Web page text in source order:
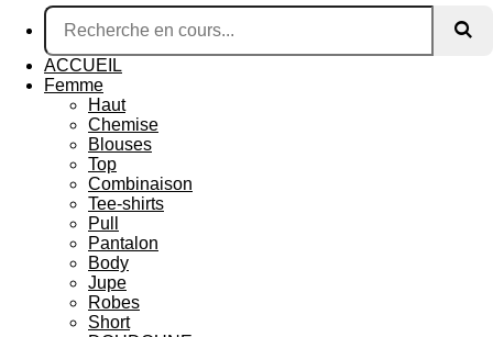
ACCUEIL
Femme
Haut
Chemise
Blouses
Top
Combinaison
Tee-shirts
Pull
Pantalon
Body
Jupe
Robes
Short